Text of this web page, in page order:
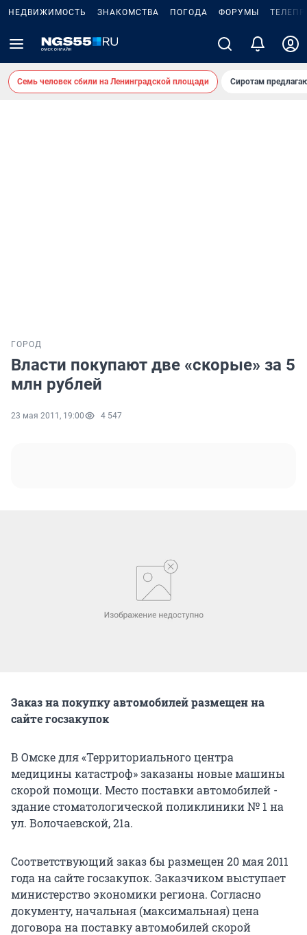
НЕДВИЖИМОСТЬ ЗНАКОМСТВА ПОГОДА ФОРУМЫ
Семь человек сбили на Ленинградской площади Сиротам
ГОРОД
Власти покупают две «скорые» за 5
млн рублей
23 мая 2011, 19:00 4 547
Заказ на покупку автомобилей размещен на
сайте госзакупок
В Омске для «Территориального центра
медицины катастроф» заказаны новые машины
скорой помощи. Место поставки автомобилей -
здание стоматологической поликлиники № 1 на
ул. Волочаевской, 21а.
Соответствующий заказ бы размещен 20 мая 2011
года на сайте госзакупок. Заказчиком выступает
министерство экономики региона. Согласно
документу, начальная (максимальная) цена
договора на поставку автомобилей скорой